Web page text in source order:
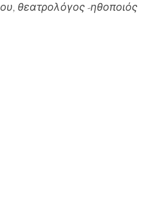
θεατρολόγος -ηθοποιός